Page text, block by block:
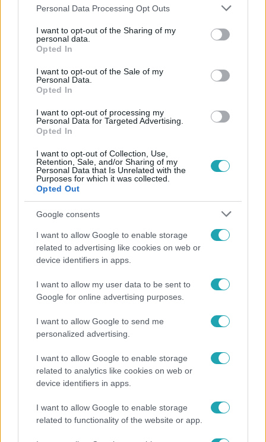
Please note that this website/app uses one or more Google
not limited to your visit or usage behaviour. You may click to
grant or deny consent to Google and its third-party tags to
use your data for below specified purposes in below Google
consent section.
Personal Data Processing Opt Outs
I want to opt-out of the Sharing of my
personal data.
Opted In
I want to opt-out of the Sale of my
Personal Data.
Opted In
I want to opt-out of processing my
Personal Data for Targeted Advertising.
Opted In
I want to opt-out of Collection, Use,
Retention, Sale, and/or Sharing of my
Personal Data that Is Unrelated with the
Purposes for which it was collected.
Opted Out
Google consents
I want to allow Google to enable storage
related to advertising like cookies on web or
device identifiers in apps.
I want to allow my user data to be sent to
Google for online advertising purposes.
I want to allow Google to send me
personalized advertising.
I want to allow Google to enable storage
related to analytics like cookies on web or
device identifiers in apps.
I want to allow Google to enable storage
related to functionality of the website or app.
Baleset-bűnügy
2022. február 17. 15:07
Súlyosan megsérült az idős asszony, akire rádőlt
egy fa Miskolcon
2022. január 30. 13:02
Sok kárt okozott a viharos szél az országban